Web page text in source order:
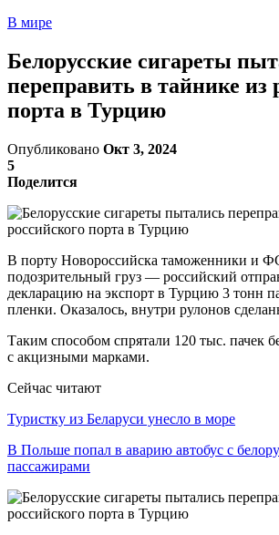
В мире
Белорусские сигареты
переправить в тайнике из
порта в Турцию
Опубликовано Окт 3, 2024
5
Поделится
В порту Новороссийска таможенники и
подозрительный груз — российский
декларацию на экспорт в Турцию 3 тонн
пленки. Оказалось, внутри рулонов
Таким способом спрятали 120 тыс. пачек
с акцизными марками.
Сейчас читают
Туристку из Беларуси унесло в море
В Польше попал в аварию автобус с
пассажирами